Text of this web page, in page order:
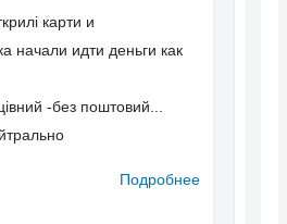
карти и
начали идти деньги как
-без поштовий...
Подробнее